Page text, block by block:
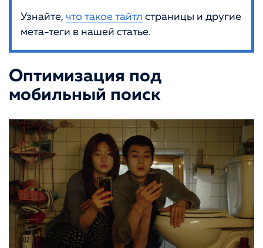
Узнайте, что такое тайтл страницы и другие
мета-теги в нашей статье.
Оптимизация под
мобильный поиск